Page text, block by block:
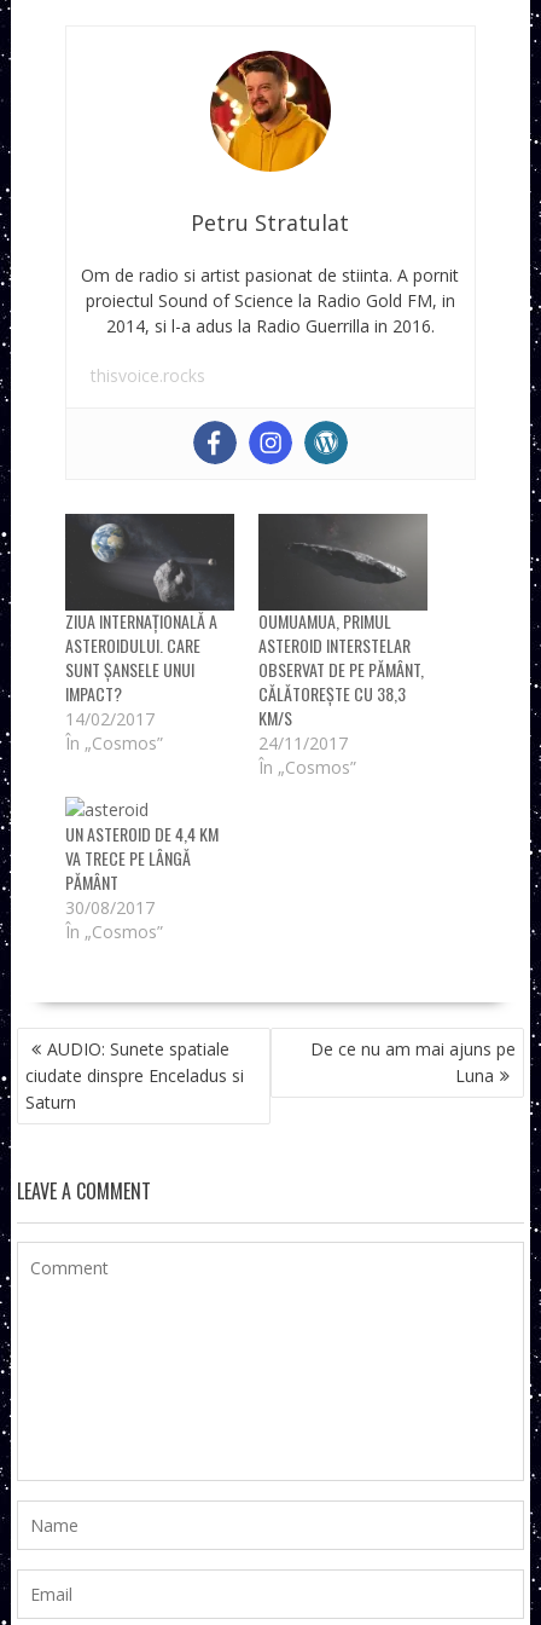
Petru Stratulat
Om de radio si artist pasionat de stiinta. A pornit
proiectul Sound of Science la Radio Gold FM, in
2014, si l-a adus la Radio Guerrilla in 2016.
thisvoice.rocks
ZIUA INTERNAȚIONALĂ A
ASTEROIDULUI. CARE
SUNT ȘANSELE UNUI
IMPACT?
14/02/2017
În „Cosmos”
OUMUAMUA, PRIMUL
ASTEROID INTERSTELAR
OBSERVAT DE PE PĂMÂNT,
CĂLĂTOREȘTE CU 38,3
KM/S
24/11/2017
În „Cosmos”
UN ASTEROID DE 4,4 KM
VA TRECE PE LÂNGĂ
PĂMÂNT
30/08/2017
În „Cosmos”
NAVIGARE
ÎN
ARTICOLE
AUDIO: Sunete spatiale
ciudate dinspre Enceladus si
Saturn
De ce nu am mai ajuns pe
Luna
LEAVE A COMMENT